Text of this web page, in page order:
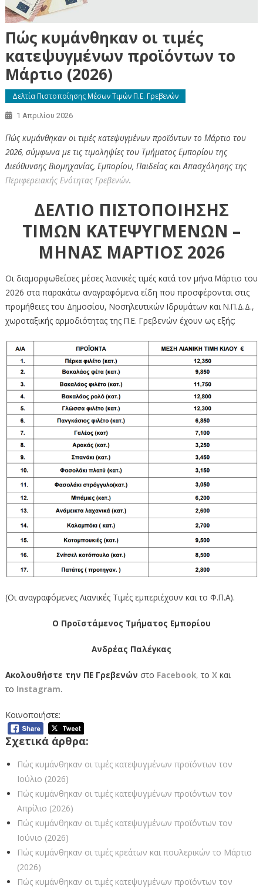
Πώς κυμάνθηκαν οι τιμές
κατεψυγμένων προϊόντων το
Μάρτιο (2026)
Δελτία Πιστοποίησης Μέσων Τιμών Π.Ε. Γρεβενών
1 Απριλίου 2026
Πώς κυμάνθηκαν οι τιμές κατεψυγμένων προϊόντων το Μάρτιο του
2026, σύμφωνα με τις τιμοληψίες του Τμήματος Εμπορίου της
Διεύθυνσης Βιομηχανίας, Εμπορίου, Παιδείας και Απασχόλησης της
Περιφερειακής Ενότητας Γρεβενών.
ΔΕΛΤΙΟ ΠΙΣΤΟΠΟΙΗΣΗΣ
ΤΙΜΩΝ ΚΑΤΕΨΥΓΜΕΝΩΝ –
ΜΗΝΑΣ ΜΑΡΤΙΟΣ 2026
Οι διαμορφωθείσες μέσες λιανικές τιμές κατά τον μήνα Μάρτιο του
2026 στα παρακάτω αναγραφόμενα είδη που προσφέρονται στις
προμήθειες του Δημοσίου, Νοσηλευτικών Ιδρυμάτων και Ν.Π.Δ.Δ.,
χωροταξικής αρμοδιότητας της Π.Ε. Γρεβενών έχουν ως εξής:
(Οι αναγραφόμενες Λιανικές Τιμές εμπεριέχουν και το Φ.Π.Α).
Ο Προϊστάμενος Τμήματος Εμπορίου
Ανδρέας Παλέγκας
Ακολουθήστε την ΠΕ Γρεβενών στο Facebook, το Xκαι
το Instagram.
Κοινοποιήστε:
Σχετικά άρθρα:
Πώς κυμάνθηκαν οι τιμές κατεψυγμένων προϊόντων τον
Ιούλιο (2026)
Πώς κυμάνθηκαν οι τιμές κατεψυγμένων προϊόντων τον
Απρίλιο (2026)
Πώς κυμάνθηκαν οι τιμές κατεψυγμένων προϊόντων τον
Ιούνιο (2026)
Πώς κυμάνθηκαν οι τιμές κρεάτων και πουλερικών το Μάρτιο
(2026)
Πώς κυμάνθηκαν οι τιμές κατεψυγμένων προϊόντων τον